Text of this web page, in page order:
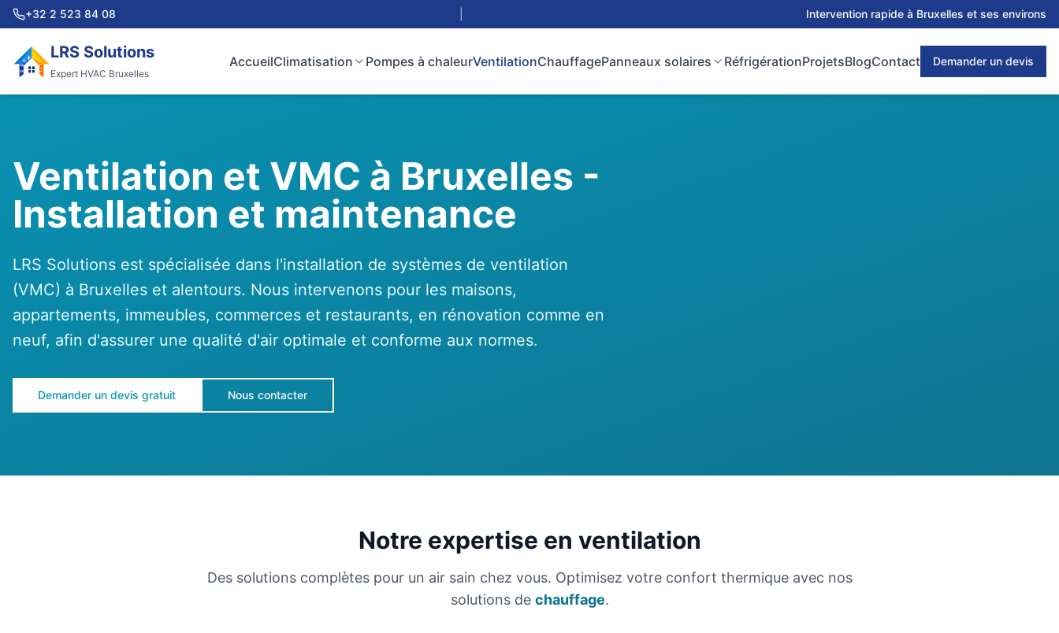
+32 2 523 84 08 Intervention rapide à Bruxelles et ses environs
LRS Solutions
Expert HVAC Bruxelles
AccueilClimatisation Pompes à chaleurVentilationChauffagePanneaux solaires RéfrigérationProjetsBlogContact Demander un devis
Ventilation et VMC à Bruxelles -
Installation et maintenance
LRS Solutions est spécialisée dans l'installation de systèmes de ventilation
(VMC) à Bruxelles et alentours. Nous intervenons pour les maisons,
appartements, immeubles, commerces et restaurants, en rénovation comme en
neuf, afin d'assurer une qualité d'air optimale et conforme aux normes.
Demander un devis gratuit Nous contacter
Notre expertise en ventilation
Des solutions complètes pour un air sain chez vous. Optimisez votre confort thermique avec nos
solutions de chauffage.